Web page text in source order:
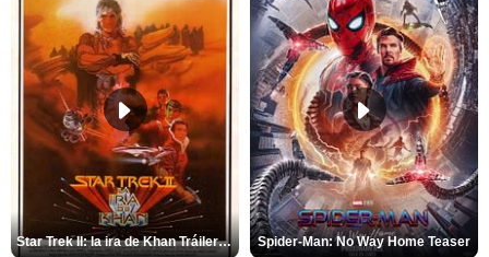
Star Trek II: la ira de Khan Tráiler VO Spider-Man: No Way Home Teaser